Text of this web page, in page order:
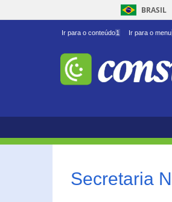
BRASIL
Ir para o conteúdo1 Ir para o menu
Secretaria